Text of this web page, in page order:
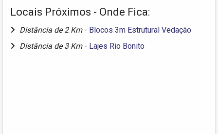
Locais Próximos - Onde Fica:
Distância de 2 Km - Blocos 3m Estrutural Vedação
Distância de 3 Km - Lajes Rio Bonito